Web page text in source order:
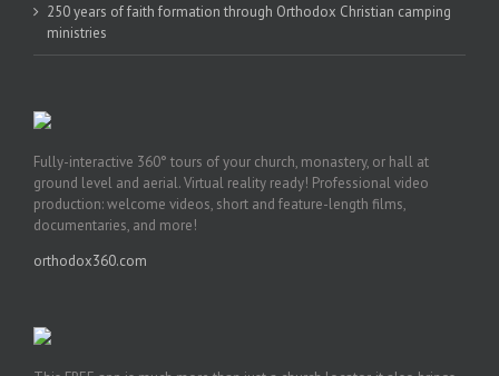
250 years of faith formation through Orthodox Christian camping
ministries
Fully-interactive 360° tours of your church, monastery, or hall at
ground level and aerial. Virtual reality ready! Professional video
production: welcome videos, short and feature-length films,
documentaries, and more!
orthodox360.com